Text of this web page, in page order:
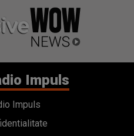
Impuls
Impuls